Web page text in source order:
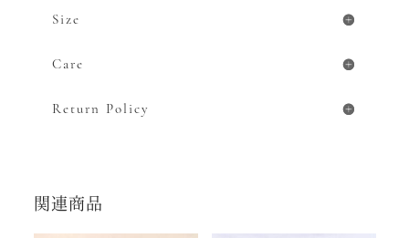
Size
Care
Return Policy
関連商品